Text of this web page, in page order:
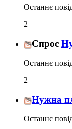
Останнє
2
Спрос
Останнє
2
Нужна
Останнє